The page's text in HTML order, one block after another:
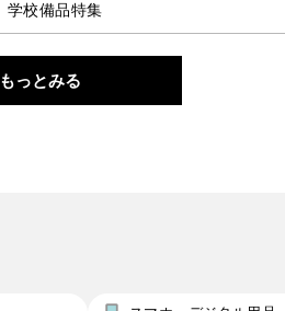
学校備品特集
もっとみる